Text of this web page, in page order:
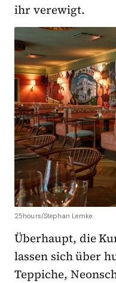
ihr verewigt.
25hours/Stephan Lemke
Überhaupt, die
lassen sich über
Teppiche,